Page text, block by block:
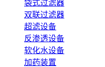
袋式过滤器
双联过滤器
超滤设备
反渗透设备
软化水设备
加药装置